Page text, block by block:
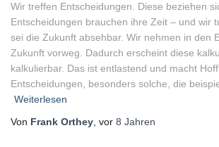
Wir treffen Entscheidungen. Diese beziehen
Entscheidungen brauchen ihre Zeit – und wir
sei die Zukunft absehbar. Wir nehmen in den
Zukunft vorweg. Dadurch erscheint diese
kalkulierbar. Das ist entlastend und macht
Entscheidungen, besonders solche, die
Weiterlesen
Von Frank Orthey , vor 8 Jahren